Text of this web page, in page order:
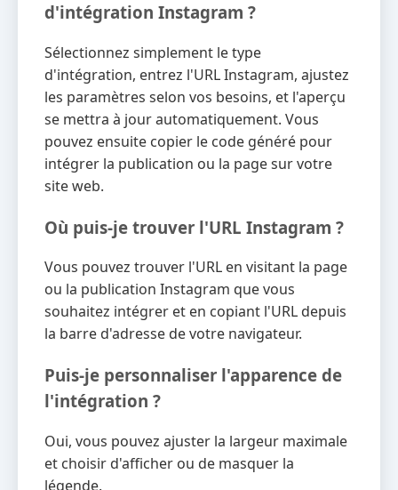
d'intégration Instagram ?
Sélectionnez simplement le type
d'intégration, entrez l'URL Instagram, ajustez
les paramètres selon vos besoins, et l'aperçu
se mettra à jour automatiquement. Vous
pouvez ensuite copier le code généré pour
intégrer la publication ou la page sur votre
site web.
Où puis-je trouver l'URL Instagram ?
Vous pouvez trouver l'URL en visitant la page
ou la publication Instagram que vous
souhaitez intégrer et en copiant l'URL depuis
la barre d'adresse de votre navigateur.
Puis-je personnaliser l'apparence de
l'intégration ?
Oui, vous pouvez ajuster la largeur maximale
et choisir d'afficher ou de masquer la
légende.